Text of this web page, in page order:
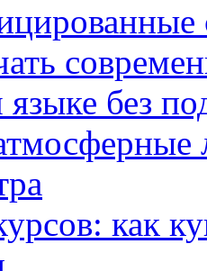
языке без
как